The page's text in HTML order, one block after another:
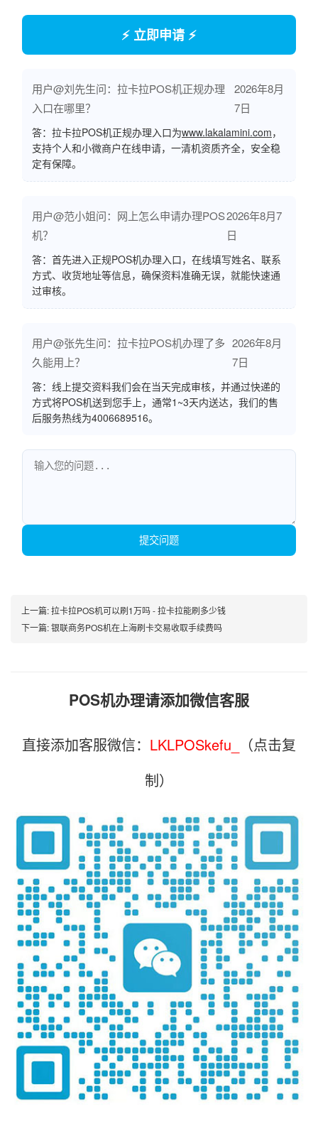
⚡ 立即申请 ⚡
用户@刘先生问：拉卡拉POS机正规办理
入口在哪里？
2026年8月
7日
答：拉卡拉POS机正规办理入口为www.lakalamini.com，
支持个人和小微商户在线申请，一清机资质齐全，安全稳
定有保障。
用户@范小姐问：网上怎么申请办理POS
机？
2026年8月7
日
答：首先进入正规POS机办理入口，在线填写姓名、联系
方式、收货地址等信息，确保资料准确无误，就能快速通
过审核。
用户@张先生问：拉卡拉POS机办理了多
久能用上？
2026年8月
7日
答：线上提交资料我们会在当天完成审核，并通过快递的
方式将POS机送到您手上，通常1~3天内送达，我们的售
后服务热线为4006689516。
提交问题
上一篇:拉卡拉POS机可以刷1万吗 - 拉卡拉能刷多少钱
下一篇:银联商务POS机在上海刷卡交易收取手续费吗
POS机办理请添加微信客服
直接添加客服微信： LKLPOSkefu_
（点击复
制）